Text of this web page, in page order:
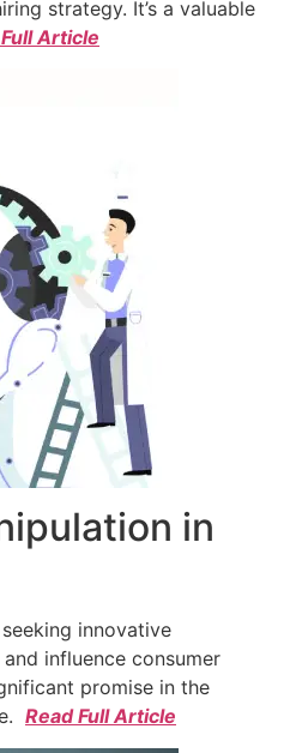
strategy. It’s a valuable
Article
in
innovative
influence consumer
promise in the
Read Full Article